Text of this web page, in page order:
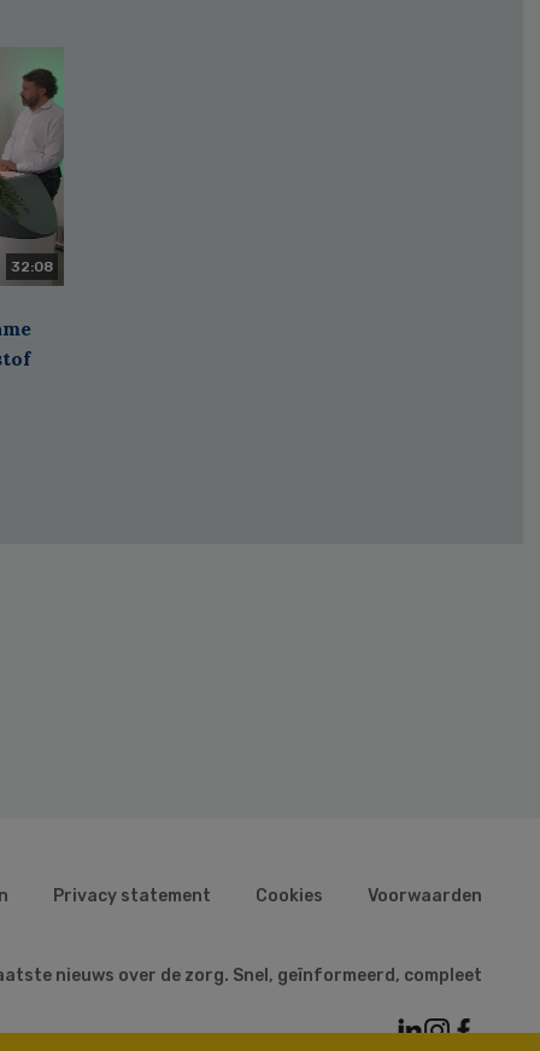
32:08
Privacy statement Cookies Voorwaarden
nieuws over de zorg. Snel, geïnformeerd, compleet